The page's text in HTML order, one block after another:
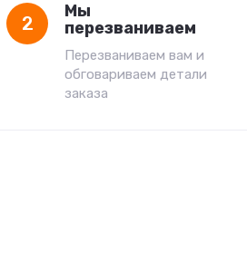
2
Мы
перезваниваем
Перезваниваем вам и
обговариваем детали
заказа